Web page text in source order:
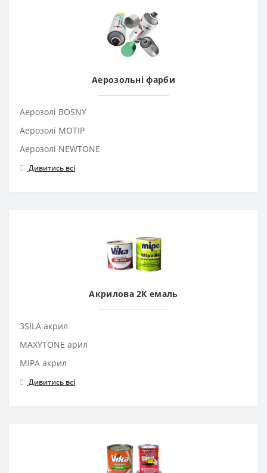
Аерозольні фарби
Аерозолі BOSNY
Аерозолі MOTIP
Аерозолі NEWTONE
Дивитись всі
Акрилова 2К емаль
3SILA акрил
MAXYTONE арил
MIPA акрил
Дивитись всі